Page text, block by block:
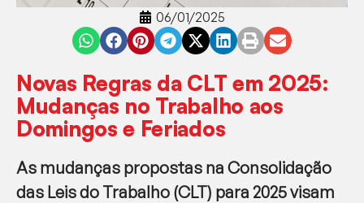
06/01/2025
Novas Regras da CLT em 2025:
Mudanças no Trabalho aos
Domingos e Feriados
As mudanças propostas na Consolidação
das Leis do Trabalho (CLT) para 2025 visam